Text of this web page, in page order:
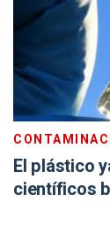
El plástico
científicos